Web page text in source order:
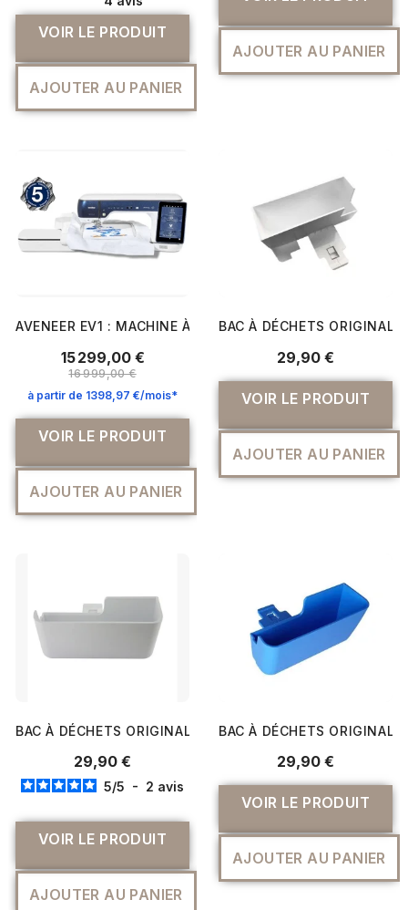
VOIR LE PRODUIT
AJOUTER AU PANIER
AJOUTER AU PANIER
AVENEER EV1 : MACHINE À COUDRE, QUILTER ET BRODER
15 299,00 €
16 999,00 €
à partir de 1398,97 €/mois*
VOIR LE PRODUIT
AJOUTER AU PANIER
BAC À DÉCHETS ORIGINAL
29,90 €
VOIR LE PRODUIT
AJOUTER AU PANIER
BAC À DÉCHETS ORIGINAL POUR SURJETEUSE 2104D -
29,90 €
5/5 - 2 avis
VOIR LE PRODUIT
AJOUTER AU PANIER
BAC À DÉCHETS ORIGINAL
29,90 €
VOIR LE PRODUIT
AJOUTER AU PANIER